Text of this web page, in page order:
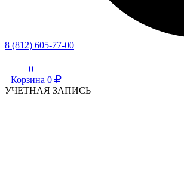
8 (812) 605-77-00
0
Корзина 0
УЧЕТНАЯ ЗАПИСЬ